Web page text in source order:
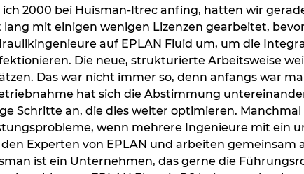
ich 2000 bei Huisman-Itrec anfing, hatten wir
lang mit einigen wenigen Lizenzen gearbeitet,
auf EPLAN Fluid um, um die
Die neue, strukturierte Arbeitsweise
Das war nicht immer so, denn anfangs war
hat sich die Abstimmung
Schritte an, die dies weiter optimieren.
wenn mehrere Ingenieure mit ein
Experten von EPLAN und arbeiten gemeinsam
ist ein Unternehmen, das gerne die